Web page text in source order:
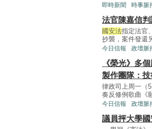
即時新聞 時事脈
法官陳嘉信
國安法指定法官
抄襲，案件發還
今日信報 政壇脈
《榮光》多
製作團隊：
律政司上周一（
奏反修例歌曲《
今日信報 政壇脈
議員抨大學